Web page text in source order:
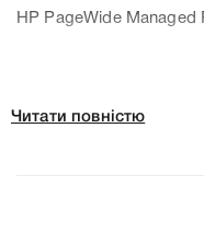
HP PageWide Managed
докладні
до принтера Pro
Читати повністю